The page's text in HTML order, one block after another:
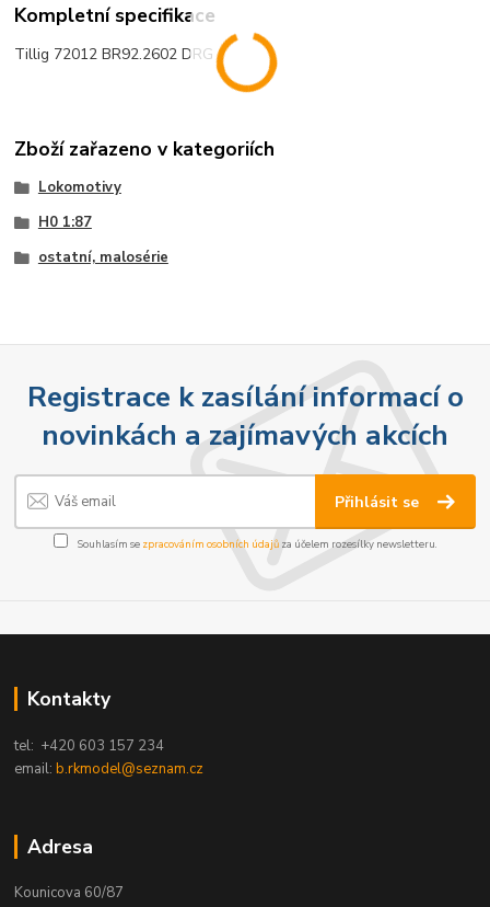
Kompletní specifikace
Tillig 72012 BR92.2602 DRG
Zboží zařazeno v kategoriích
Lokomotivy
H0 1:87
ostatní, malosérie
Registrace k zasílání informací o
novinkách a zajímavých akcích
Přihlásit se
Souhlasím se zpracováním osobních údajůza účelem rozesílky newsletteru.
Kontakty
tel: +420 603 157 234
email:b.rkmodel@seznam.cz
Adresa
Kounicova 60/87